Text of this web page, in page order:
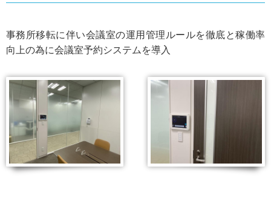
事務所移転に伴い会議室の運用管理ルールを徹底と稼働率
向上の為に会議室予約システムを導入